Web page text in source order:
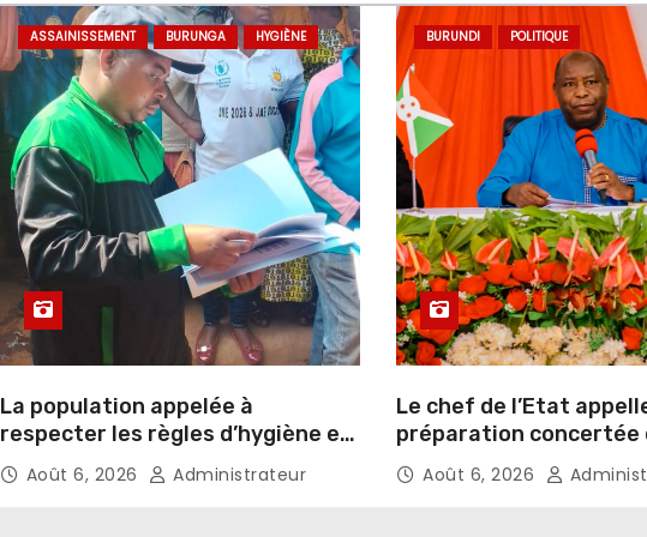
ASSAINISSEMENT BURUNGA HYGIÈNE
La population appelée à
respecter les règles d’hygiène et
d’assainissement
Août 6, 2026 Administrateur
BURUNDI POLITIQUE
Le chef de l’Etat
préparation concertée
élections de 2027
Août 6, 2026